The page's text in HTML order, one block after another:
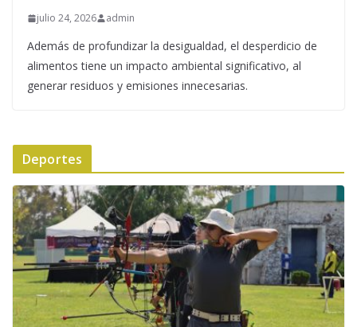
julio 24, 2026 admin
Además de profundizar la desigualdad, el desperdicio de
alimentos tiene un impacto ambiental significativo, al
generar residuos y emisiones innecesarias.
Deportes